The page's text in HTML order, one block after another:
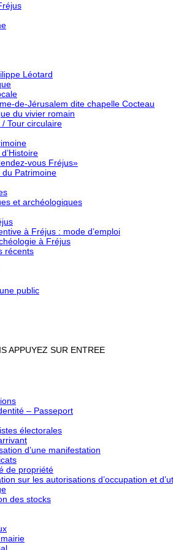
Léotard
de-Jérusalem dite chapelle Cocteau
du vivier romain
Tour circulaire
vous Fréjus»
Patrimoine
et archéologiques
à Fréjus : mode d’emploi
à Fréjus
récents
public
APPUYEZ SUR ENTREE
– Passeport
électorales
d’une manifestation
de propriété
sur les autorisations d’occupation et
des stocks